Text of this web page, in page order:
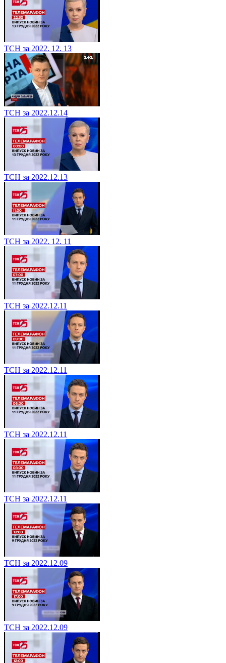
ТСН за 2022. 12. 13
ТСН за 2022.12.14
ТСН за 2022.12.13
ТСН за 2022. 12. 11
ТСН за 2022.12.11
ТСН за 2022.12.11
ТСН за 2022.12.11
ТСН за 2022.12.11
ТСН за 2022.12.09
ТСН за 2022.12.09